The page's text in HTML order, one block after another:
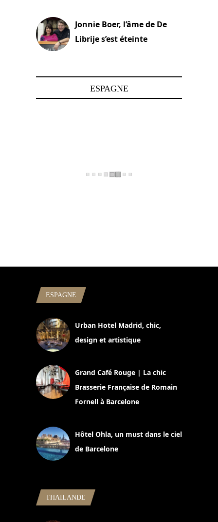
Jonnie Boer, l’âme de De
Librije s’est éteinte
ESPAGNE
ESPAGNE
Urban Hotel Madrid, chic,
design et artistique
Grand Café Rouge | La chic
Brasserie Française de Romain
Fornell à Barcelone
Hôtel Ohla, un must dans le ciel
de Barcelone
THAILANDE